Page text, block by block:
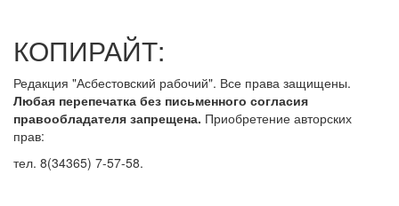
КОПИРАЙТ:
Редакция "Асбестовский рабочий". Все права защищены.
Любая перепечатка без письменного согласия
правообладателя запрещена. Приобретение авторских
прав:
тел. 8(34365) 7-57-58.